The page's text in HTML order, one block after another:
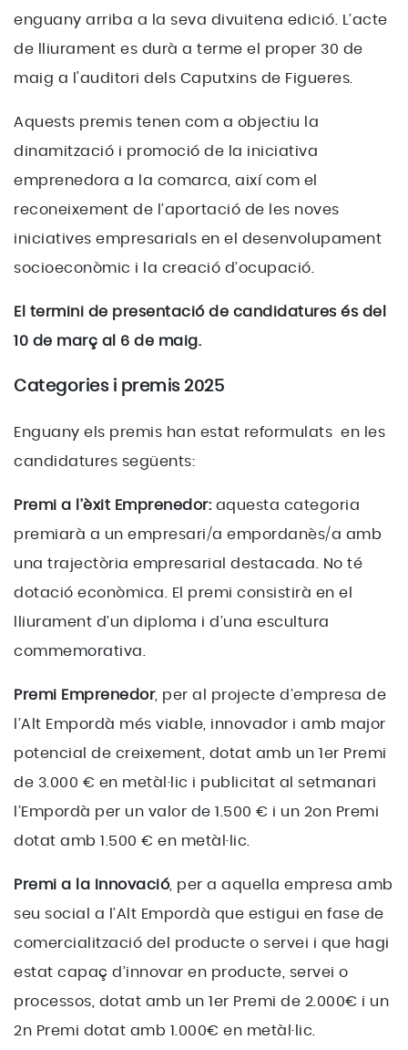
enguany arriba a la seva divuitena edició. L’acte
de lliurament es durà a terme el proper 30 de
maig a l'auditori dels Caputxins de Figueres.
Aquests premis tenen com a objectiu la
dinamització i promoció de la iniciativa
emprenedora a la comarca, així com el
reconeixement de l’aportació de les noves
iniciatives empresarials en el desenvolupament
socioeconòmic i la creació d’ocupació.
El termini de presentació de candidatures és del
10 de març al 6 de maig.
Categories i premis 2025
Enguany els premis han estat reformulats en les
candidatures següents:
Premi a l’èxit Emprenedor: aquesta categoria
premiarà a un empresari/a empordanès/a amb
una trajectòria empresarial destacada. No té
dotació econòmica. El premi consistirà en el
lliurament d’un diploma i d’una escultura
commemorativa.
Premi Emprenedor, per al projecte d’empresa de
l’Alt Empordà més viable, innovador i amb major
potencial de creixement, dotat amb un 1er Premi
de 3.000 € en metàl·lic i publicitat al setmanari
l’Empordà per un valor de 1.500 € i un 2on Premi
dotat amb 1.500 € en metàl·lic.
Premi a la Innovació, per a aquella empresa amb
seu social a l’Alt Empordà que estigui en fase de
comercialització del producte o servei i que hagi
estat capaç d’innovar en producte, servei o
processos, dotat amb un 1er Premi de 2.000€ i un
2n Premi dotat amb 1.000€ en metàl·lic.